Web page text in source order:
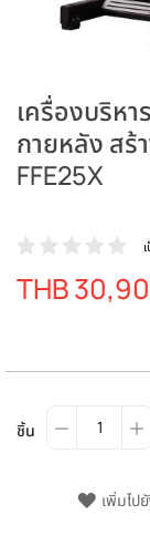
เครื่องบริห
กายหลัง สร้
FFE25X
ราคา
THB
ชิ้น
เพิ่มไป